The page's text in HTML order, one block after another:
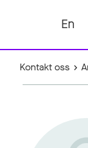
En
Kontakt oss